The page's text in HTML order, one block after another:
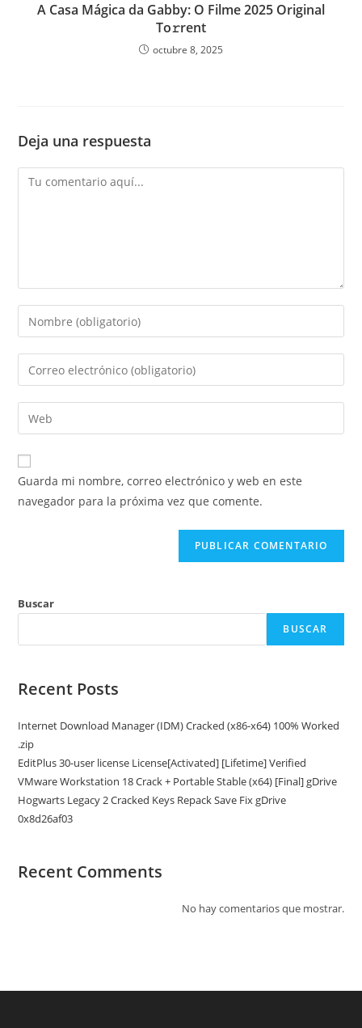
A Casa Mágica da Gabby: O Filme 2025 Original
To𝚛rent
octubre 8, 2025
Deja una respuesta
Comentario
Introduce
tu
nombre
de
usuario
para
comentar
Introduce
tu
dirección
de
electrónico
para
comentar
Introduce
la
URL
de
Guarda mi nombre, correo electrónico y web en este
navegador para la próxima vez que comente.
Buscar
BUSCAR
Recent Posts
Internet Download Manager (IDM) Cracked (x86-x64) 100% Worked
.zip
EditPlus 30-user license License[Activated] [Lifetime] Verified
VMware Workstation 18 Crack + Portable Stable (x64) [Final] gDrive
Hogwarts Legacy 2 Cracked Keys Repack Save Fix gDrive
0x8d26af03
Recent Comments
No hay comentarios que mostrar.